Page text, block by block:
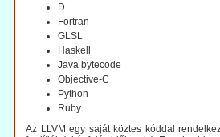
D
Fortran
GLSL
Haskell
Java bytecode
Objective-C
Python
Ruby
Az LLVM egy saját köztes kóddal